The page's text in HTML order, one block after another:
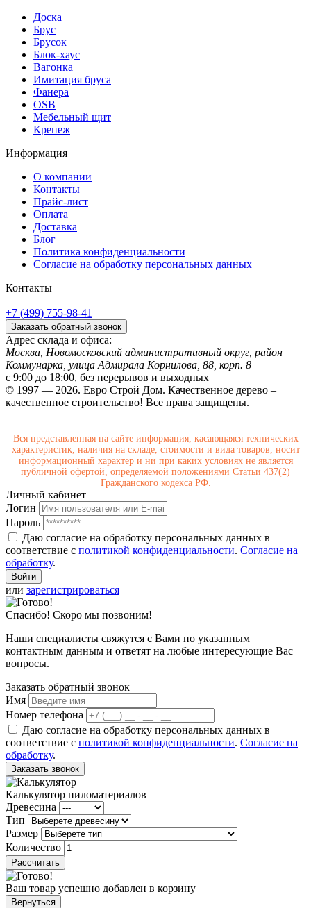
Доска
Брус
Брусок
Блок-хаус
Вагонка
Имитация бруса
Фанера
OSB
Мебельный щит
Крепеж
Информация
О компании
Контакты
Прайс-лист
Оплата
Доставка
Блог
Политика конфиденциальности
Согласие на обработку персональных данных
Контакты
+7 (499) 755-98-41
Заказать обратный звонок
Адрес склада и офиса:
Москва, Новомосковский административный округ, район
Коммунарка, улица Адмирала Корнилова, 88, корп. 8
с 9:00 до 18:00, без перерывов и выходных
© 1997 — 2026. Евро Строй Дом. Качественное дерево –
качественное строительство! Все права защищены.
Вся представленная на сайте информация, касающаяся технических
характеристик, наличия на складе, стоимости и вида товаров, носит
информационный характер и ни при каких условиях не является
публичной офертой, определяемой положениями Статьи 437(2)
Гражданского кодекса РФ.
Личный кабинет
Логин
Пароль
Даю согласие на обработку персональных данных в
соответствие с политикой конфиденциальности. Согласие на
обработку.
или зарегистрироваться
Спасибо! Скоро мы позвоним!
Наши специалисты свяжутся с Вами по указанным
контактным данным и ответят на любые интересующие Вас
вопросы.
Заказать обратный звонок
Имя
Номер телефона
Даю согласие на обработку персональных данных в
соответствие с политикой конфиденциальности. Согласие на
обработку.
Заказать звонок
Калькулятор пиломатериалов
Древесина
Тип
Размер
Количество
Рассчитать
Ваш товар успешно добавлен в корзину
Вернуться